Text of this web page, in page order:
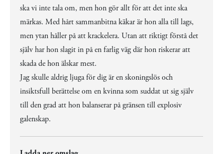
ska vi inte tala om, men hon gör allt för att det inte ska
märkas. Med hårt sammanbitna käkar är hon alla till lags,
men ytan håller på att krackelera. Utan att riktigt förstå det
själv har hon slagit in på en farlig väg där hon riskerar att
skada de hon älskar mest.
Jag skulle aldrig ljuga för dig är en skoningslös och
insiktsfull berättelse om en kvinna som suddat ut sig själv
till den grad att hon balanserar på gränsen till explosiv
galenskap.